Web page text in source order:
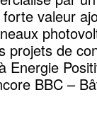
valeur
projets de
Energie
BBC –